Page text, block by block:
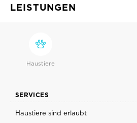
LEISTUNGEN
Haustiere
SERVICES
Haustiere sind erlaubt